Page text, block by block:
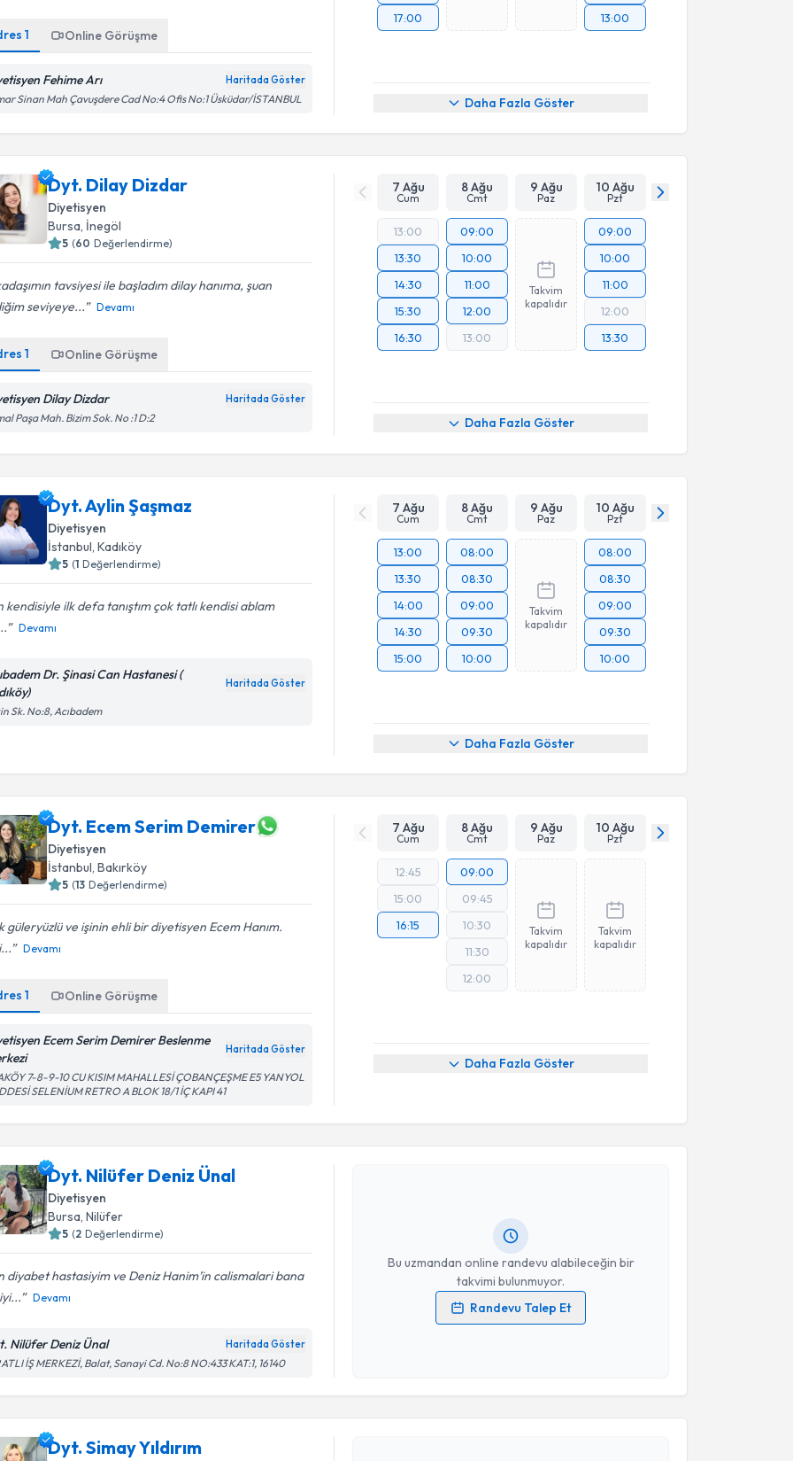
1 Online Görüşme
Fehime Arı Haritada Göster
Sinan Mah Çavuşdere Cad No:4 Ofis No:1 Üsküdar/İSTANBUL
17:00
13:00
Daha Fazla Göster
Dyt. Dilay Dizdar
Diyetisyen
Bursa, İnegöl
5 (60 Değerlendirme)
tavsiyesi ile başladım dilay hanıma, şuan
seviyeye...
Devamı
1 Online Görüşme
Dilay Dizdar Haritada Göster
Paşa Mah. Bizim Sok. No :1 D:2
7 Ağu
Cum
8 Ağu
Cmt
9 Ağu
Paz
10 Ağu
Pzt
13:00
13:30
14:30
15:30
16:30
09:00
10:00
11:00
12:00
13:00
Takvim
kapalıdır
09:00
10:00
11:00
12:00
13:30
Daha Fazla Göster
Dyt. Aylin Şaşmaz
Diyetisyen
İstanbul , Kadıköy
5 (1 Değerlendirme)
kendisiyle ilk defa tanıştım çok tatlı kendisi ablam
Devamı
Dr. Şinasi Can Hastanesi (
Haritada Göster
Sk. No:8, Acıbadem
7 Ağu
Cum
8 Ağu
Cmt
9 Ağu
Paz
10 Ağu
Pzt
13:00
13:30
14:00
14:30
15:00
08:00
08:30
09:00
09:30
10:00
Takvim
kapalıdır
08:00
08:30
09:00
09:30
10:00
Daha Fazla Göster
Dyt. Ecem Serim Demirer
Diyetisyen
İstanbul, Bakırköy
5 (13 Değerlendirme)
güleryüzlü ve işinin ehli bir diyetisyen Ecem Hanım.
Devamı
1 Online Görüşme
Ecem Serim Demirer Beslenme
Haritada Göster
7-8-9-10 CU KISIM MAHALLESİ ÇOBANÇEŞME E5 YANYOL
SELENİUM RETRO A BLOK 18/1 İÇ KAPI 41
7 Ağu
Cum
8 Ağu
Cmt
9 Ağu
Paz
10 Ağu
Pzt
12:45
15:00
16:15
09:00
09:45
10:30
11:30
12:00
Takvim
kapalıdır
Takvim
kapalıdır
Daha Fazla Göster
Dyt. Nilüfer Deniz Ünal
Diyetisyen
Bursa, Nilüfer
5 (2 Değerlendirme)
diyabet hastasiyim ve Deniz Hanim’in calismalari bana
Devamı
Nilüfer Deniz Ünal Haritada Göster
İŞ MERKEZİ, Balat, Sanayi Cd. No:8 NO:433 KAT:1, 16140
Bu uzmandan online randevu alabileceğin bir
takvimi bulunmuyor.
Randevu Talep Et
Randevu Takvimi Talebi
Dyt. Nilüfer Deniz Ünal
Kişisel verilerimin işlenmesine ilişkinAydınlatma Metni
Takvim Talebini Gönder
Dyt. Simay Yıldırım
Randevu Takvimi Talebi
Dyt. Simay Yıldırım